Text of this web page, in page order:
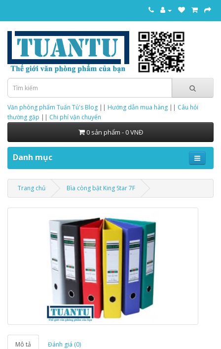
Văn phòng phẩm Tuấn Tú's Blog || Hướng dẫn mua hàng || Câu hỏi
thường gặp || Chi phí vận chuyển
0 sản phẩm - 0 VNĐ
Danh mục
Trang chủ Bìa còng bật King Star 7F
Mô tả Đánh giá (0)